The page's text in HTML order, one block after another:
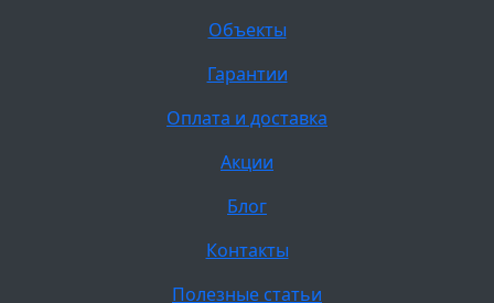
Объекты
Гарантии
Оплата и доставка
Акции
Блог
Контакты
Полезные статьи